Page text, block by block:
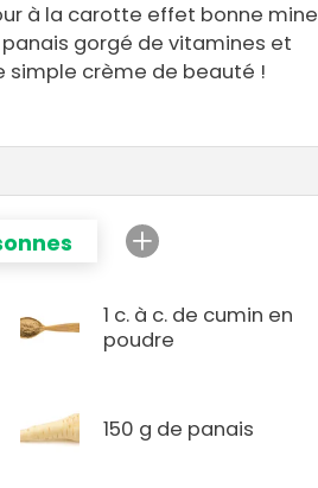
à la carotte effet bonne mine
gorgé de vitamines et
simple crème de beauté !
1 c. à c. de cumin en
poudre
150 g de panais